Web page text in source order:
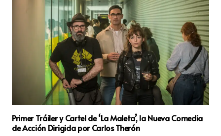
Primer Tráiler y Cartel de ‘La Maleta’, la Nueva Comedia
de Acción Dirigida por Carlos Therón